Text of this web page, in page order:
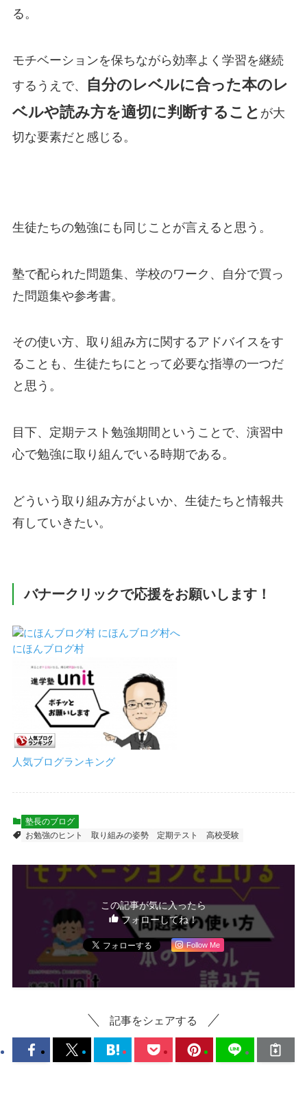
る。
モチベーションを保ちながら効率よく学習を継続
するうえで、
自分のレベルに合った本のレ
ベルや読み方を適切に判断すること が大
切な要素だと感じる。
生徒たちの勉強にも同じことが言えると思う。
塾で配られた問題集、学校のワーク、自分で買っ
た問題集や参考書。
その使い方、取り組み方に関するアドバイスをす
ることも、生徒たちにとって必要な指導の一つだ
と思う。
目下、定期テスト勉強期間ということで、演習中
心で勉強に取り組んでいる時期である。
どういう取り組み方がよいか、生徒たちと情報共
有していきたい。
バナークリックで応援をお願いします！
にほんブログ村
人気ブログランキング
塾長のブログ
お勉強のヒント
取り組みの姿勢 定期テスト 高校受験
この記事が気に入ったら
フォローしてね！
Follow Me
記事をシェアする